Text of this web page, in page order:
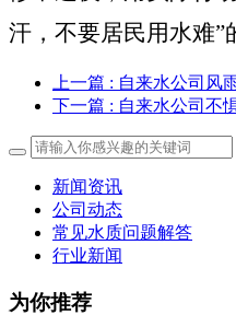
汗，不要居民用水难”
上一篇 : 自来水公司风
下一篇 : 自来水公司不
新闻资讯
公司动态
常见水质问题解答
行业新闻
为你推荐